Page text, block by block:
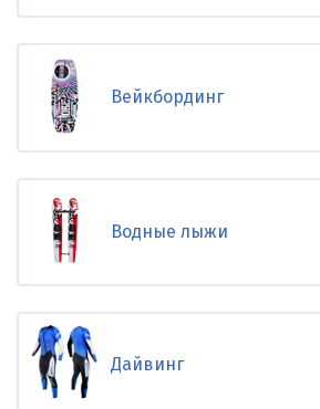
Вейкбординг
Водные лыжи
Дайвинг